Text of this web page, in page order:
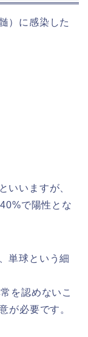
）に感染した
いいますが、
で陽性とな
単球という細
を認めないこ
が必要です。